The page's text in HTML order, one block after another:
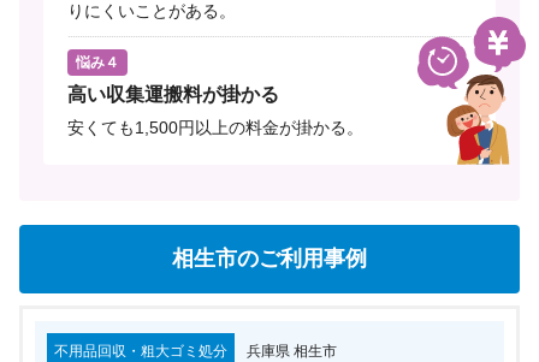
りにくいことがある。
悩み４
高い収集運搬料が掛かる
安くても1,500円以上の料金が掛かる。
相生市のご利用事例
不用品回収・粗大ゴミ処分 兵庫県 相生市